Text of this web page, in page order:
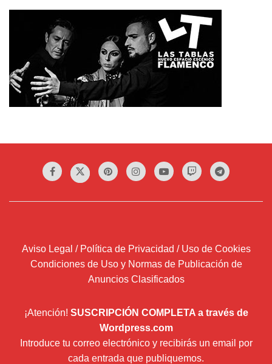
Aviso Legal / Política de Privacidad / Uso de Cookies
Condiciones de Uso y Normas de Publicación de
Anuncios Clasificados
¡Atención! SUSCRIPCIÓN COMPLETA a través de
Wordpress.com
Introduce tu correo electrónico y recibirás un email por
cada entrada que publiquemos.